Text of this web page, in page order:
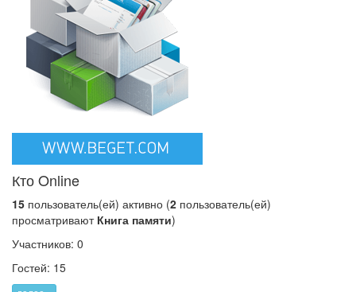
Кто Online
15 пользователь(ей) активно (2 пользователь(ей)
просматривают Книга памяти)
Участников: 0
Гостей: 15